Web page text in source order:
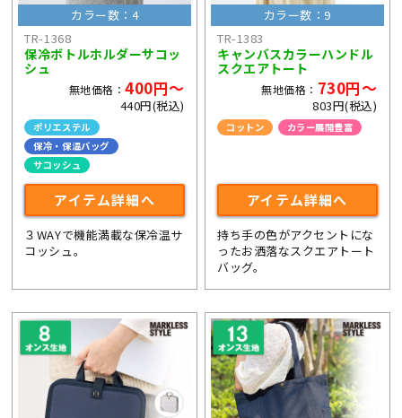
カラー数：4
TR-1368
保冷ボトルホルダーサコッ
シュ
無地価格：400円～
440円(税込)
ポリエステル
保冷・保温バッグ
サコッシュ
アイテム詳細へ
３WAYで機能満載な保冷温サ
コッシュ。
カラー数：9
TR-1383
キャンバスカラーハンドル
スクエアトート
無地価格： 730円～
803円(税込)
コットン
カラー展開豊富
アイテム詳細へ
持ち手の色がアクセントにな
ったお洒落なスクエアトート
バッグ。